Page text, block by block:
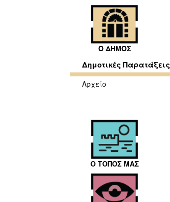
Ο ΔΗΜΟΣ
Δημοτικές Παρατάξεις
Αρχείο
Ο ΤΟΠΟΣ ΜΑΣ